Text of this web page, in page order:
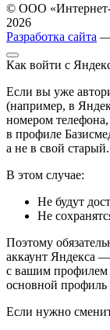
© ООО «Интернет-
2026
Разработка сайта —
Как войти с
Если вы уже
(например, в
номером
в профиле
а не в свой старый.
В этом случае:
Не будут
Не
Поэтому
аккаунт Яндекса —
с вашим профилем
основной
Если нужно